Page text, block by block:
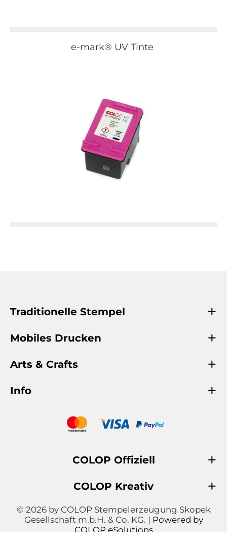
e-mark® UV Tinte
Traditionelle Stempel
Mobiles Drucken
Arts & Crafts
Info
COLOP Offiziell
COLOP Kreativ
© 2026 by COLOP Stempelerzeugung Skopek
Gesellschaft m.b.H. & Co. KG. | Powered by
COLOP eSolutions